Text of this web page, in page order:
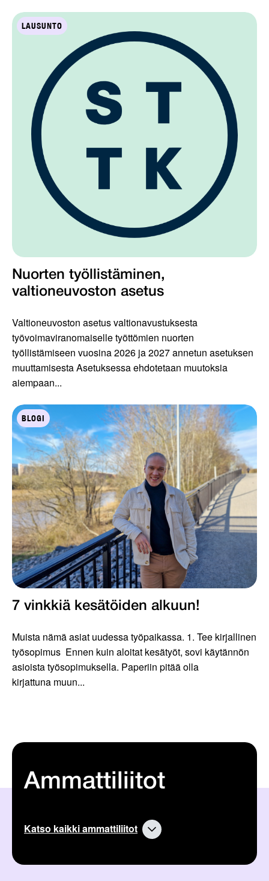
LAUSUNTO
Nuorten työllistäminen,
valtioneuvoston asetus
Valtioneuvoston asetus valtionavustuksesta
työvoimaviranomaiselle työttömien nuorten
työllistämiseen vuosina 2026 ja 2027 annetun asetuksen
muuttamisesta Asetuksessa ehdotetaan muutoksia
aiempaan...
BLOGI
7 vinkkiä kesätöiden alkuun!
Muista nämä asiat uudessa työpaikassa. 1. Tee kirjallinen
työsopimus Ennen kuin aloitat kesätyöt, sovi käytännön
asioista työsopimuksella. Paperiin pitää olla
kirjattuna muun...
Ammattiliitot
Katso kaikki ammattiliitot